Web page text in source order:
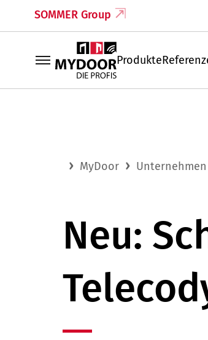
SOMMER Group
Produkte
MyDoor Unternehmen
Neu: